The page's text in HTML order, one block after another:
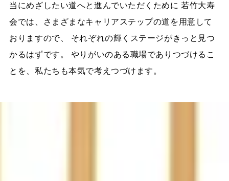
当にめざしたい道へと進んでいただくために 若竹大寿
会では、さまざまなキャリアステップの道を用意して
おりますので、 それぞれの輝くステージがきっと見つ
かるはずです。 やりがいのある職場でありつづけるこ
とを、私たちも本気で考えつづけます。